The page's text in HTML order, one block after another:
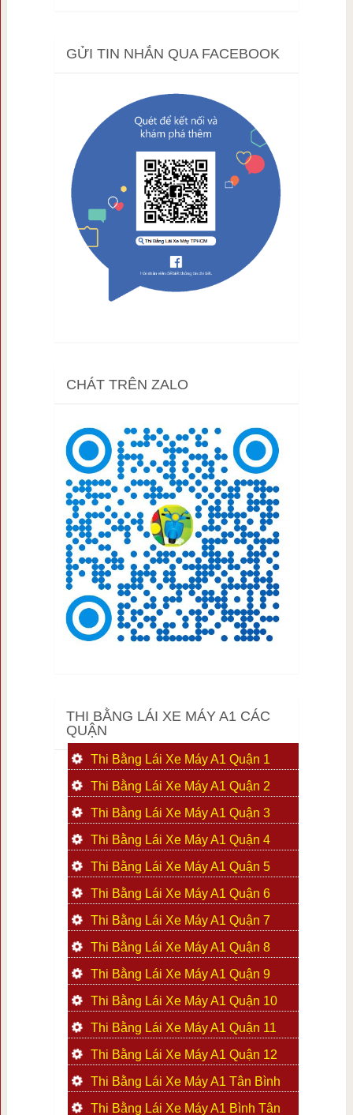
GỬI TIN NHẮN QUA FACEBOOK
CHÁT TRÊN ZALO
THI BẰNG LÁI XE MÁY A1 CÁC
QUẬN
Thi Bằng Lái Xe Máy A1 Quận 1
Thi Bằng Lái Xe Máy A1 Quận 2
Thi Bằng Lái Xe Máy A1 Quận 3
Thi Bằng Lái Xe Máy A1 Quận 4
Thi Bằng Lái Xe Máy A1 Quận 5
Thi Bằng Lái Xe Máy A1 Quận 6
Thi Bằng Lái Xe Máy A1 Quận 7
Thi Bằng Lái Xe Máy A1 Quận 8
Thi Bằng Lái Xe Máy A1 Quận 9
Thi Bằng Lái Xe Máy A1 Quận 10
Thi Bằng Lái Xe Máy A1 Quận 11
Thi Bằng Lái Xe Máy A1 Quận 12
Thi Bằng Lái Xe Máy A1 Tân Bình
Thi Bằng Lái Xe Máy A1 Bình Tân